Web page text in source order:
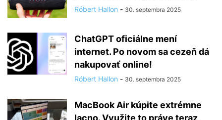
Róbert Hallon - 30. septembra 2025
ChatGPT oficiálne mení
internet. Po novom sa cezeň dá
nakupovať online!
Róbert Hallon - 30. septembra 2025
MacBook Air kúpite extrémne
lacno. Využite to práve teraz,